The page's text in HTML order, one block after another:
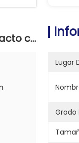
con
Lugar
Grado